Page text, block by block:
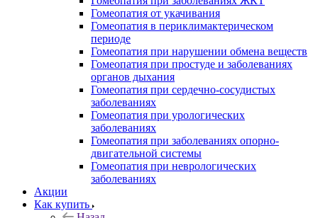
Гомеопатия от укачивания
Гомеопатия в периклимактерическом
периоде
Гомеопатия при нарушении обмена веществ
Гомеопатия при простуде и заболеваниях
органов дыхания
Гомеопатия при сердечно-сосудистых
заболеваниях
Гомеопатия при урологических
заболеваниях
Гомеопатия при заболеваниях опорно-
двигательной системы
Гомеопатия при неврологических
заболеваниях
Акции
Как купить